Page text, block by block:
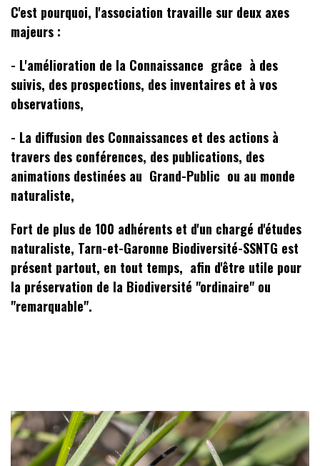
C'est pourquoi, l'association travaille sur deux axes
majeurs :
- L'amélioration de la Connaissance grâce à des
suivis, des prospections, des inventaires et à vos
observations,
- La diffusion des Connaissances et des actions à
travers des conférences, des publications, des
animations destinées au Grand-Public ou au monde
naturaliste,
Fort de plus de 100 adhérents et d'un chargé d'études
naturaliste, Tarn-et-Garonne Biodiversité-SSNTG est
présent partout, en tout temps, afin d'être utile pour
la préservation de la Biodiversité "ordinaire" ou
"remarquable".